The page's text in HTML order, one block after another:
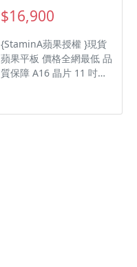
$16,900
{StaminA蘋果授權 }現貨
蘋果平板 價格全網最低 品
質保障 A16 晶片 11 吋